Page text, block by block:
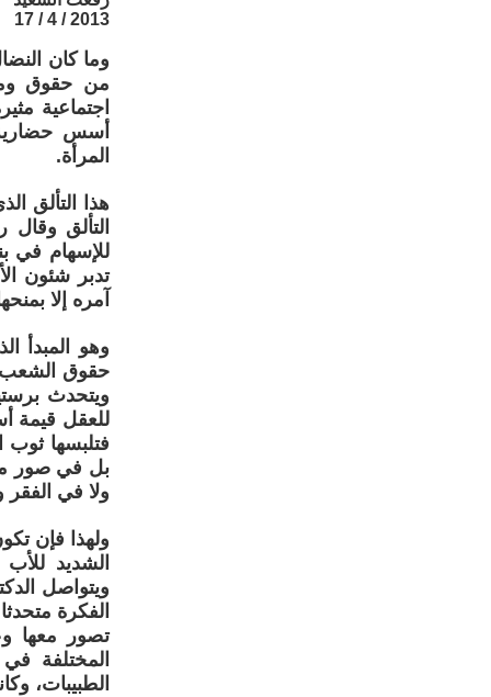
2013 / 4 / 17
وما كان
من حقوق
اجتماعية
أسس
المرأة.
هذا التألق
التألق
للإسهام في
تدبر شئون
آمره إلا
وهو المبدأ
حقوق الشعب
ويتحدث
للعقل قيمة
فتلبسها ثوب
بل في صور
ولا في الفقر
ولهذا فإن
الشديد
ويتواصل
الفكرة
تصور معها
المختلفة
الطبيبات،